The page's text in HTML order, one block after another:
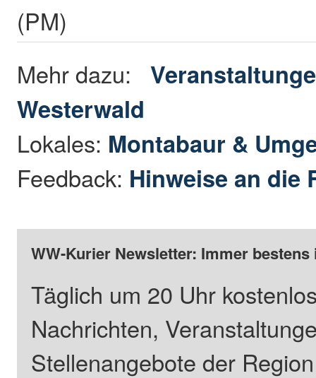
(PM)
Mehr dazu:
Westerwald
Lokales: Montabaur &
Feedback: Hinweise an die
WW-Kurier Newsletter: Immer
Täglich um 20 Uhr
Nachrichten,
Stellenangebote der